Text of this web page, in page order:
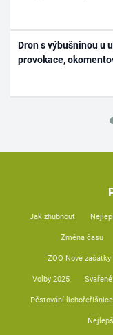
Dron s výbušninou u
provokace,
Jak zhubnout
Změna času
ZOO Nové začátky
Volby 2025
Pěstování lichořeřišnice